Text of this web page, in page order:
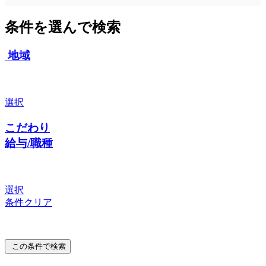
条件を選んで検索
地域
選択
こだわり
給与/職種
選択
条件クリア
この条件で検索